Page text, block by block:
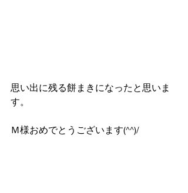
思い出に残る餅まきになったと思いま
す。
Ｍ様おめでとうございます(^^)/